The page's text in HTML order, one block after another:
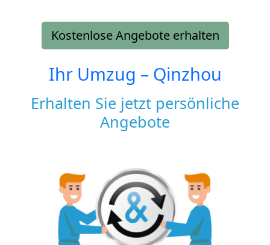
Kostenlose Angebote erhalten
Ihr Umzug – Qinzhou
Erhalten Sie jetzt persönliche
Angebote